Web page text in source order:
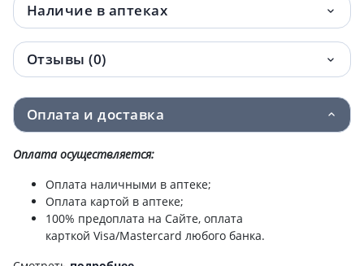
Бинт 5510 мед эласт сред растяж
100ммх2,0м
122.60 грн.
Бинт 5508 мед эласт сред растяж
80ммх3м
131.40 грн.
Бинт 5508 мед эласт сред растяж
80ммх3.5м
161.10 грн.
Бинт 5508 мед эласт сред растяж
80ммх4м
Бинт 5512 мед эласт сред растяж
120ммх3,0м
Наличие в аптеках
Отзывы (0)
Оплата и доставка
Оплата осуществляется:
Оплата наличными в аптеке;
Оплата картой в аптеке;
100% предоплата на Сайте, оплата
карткой Visa/Mastercard любого банка.